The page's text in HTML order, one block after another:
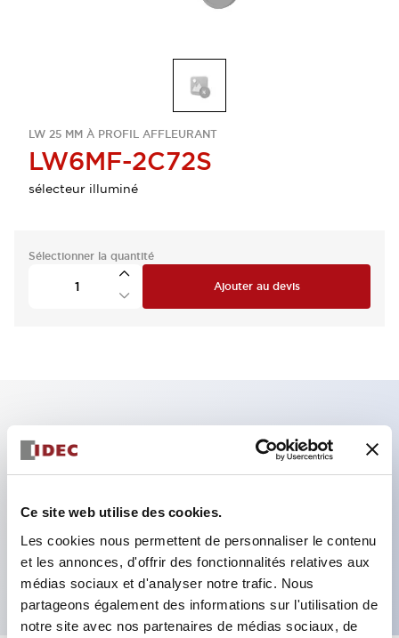
Ce site web utilise des cookies.
Les cookies nous permettent de personnaliser le contenu
et les annonces, d'offrir des fonctionnalités relatives aux
médias sociaux et d'analyser notre trafic. Nous
partageons également des informations sur l'utilisation de
notre site avec nos partenaires de médias sociaux, de
LW 25 MM À PROFIL AFFLEURANT
LW6MF-2C72S
sélecteur illuminé
Sélectionner la quantité
Ajouter au devis
Caractéristiques clés
Le commutateur sélecteur avec clé adopte une
structure à goupille à cylindre haute sécurité
La structure de protection est IP65 (IEC60529)